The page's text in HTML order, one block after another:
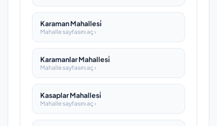
Karaman Mahallesi̇
Mahalle sayfasını aç ›
Karamanlar Mahallesi̇
Mahalle sayfasını aç ›
Kasaplar Mahallesi̇
Mahalle sayfasını aç ›